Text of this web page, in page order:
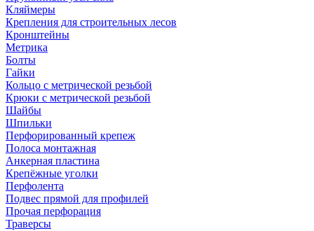
Кляймеры
Крепления для строительных лесов
Кронштейны
Метрика
Болты
Гайки
Кольцо с метрической резьбой
Крюки с метрической резьбой
Шайбы
Шпильки
Перфорированный крепеж
Полоса монтажная
Анкерная пластина
Крепёжные уголки
Перфолента
Подвес прямой для профилей
Прочая перфорация
Траверсы